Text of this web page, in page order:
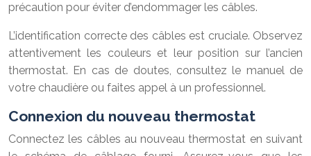
précaution pour éviter d’endommager les câbles.
L’identification correcte des câbles est cruciale. Observez
attentivement les couleurs et leur position sur l’ancien
thermostat. En cas de doutes, consultez le manuel de
votre chaudière ou faites appel à un professionnel.
Connexion du nouveau thermostat
Connectez les câbles au nouveau thermostat en suivant